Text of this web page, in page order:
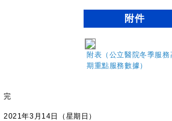
附件
附表（公立醫院冬季服務
期重點服務數據）
完
2021年3月14日（星期日）